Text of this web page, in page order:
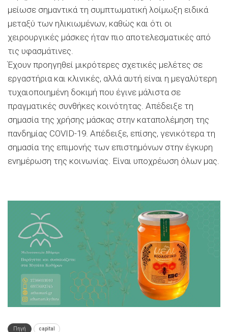
μείωσε σημαντικά τη συμπτωματική λοίμωξη ειδικά
μεταξύ των ηλικιωμένων, καθώς και ότι οι
χειρουργικές μάσκες ήταν πιο αποτελεσματικές από
τις υφασμάτινες.
Έχουν προηγηθεί μικρότερες σχετικές μελέτες σε
εργαστήρια και κλινικές, αλλά αυτή είναι η μεγαλύτερη
τυχαιοποιημένη δοκιμή που έγινε μάλιστα σε
πραγματικές συνθήκες κοινότητας. Απέδειξε τη
σημασία της χρήσης μάσκας στην καταπολέμηση της
πανδημίας COVID-19. Απέδειξε, επίσης, γενικότερα τη
σημασία της επιμονής των επιστημόνων στην έγκυρη
ενημέρωση της κοινωνίας. Είναι υποχρέωση όλων μας.
Πηγή capital